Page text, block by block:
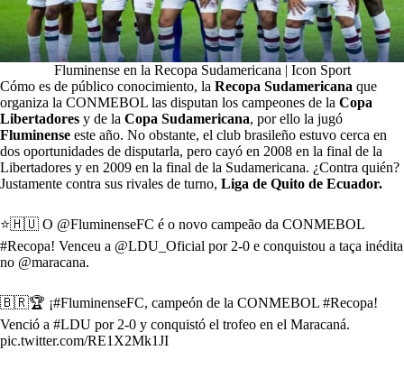
Fluminense en la Recopa Sudamericana | Icon Sport
Cómo es de público conocimiento, la Recopa Sudamericana que
organiza la CONMEBOL las disputan los campeones de la Copa
Libertadores y de la Copa Sudamericana, por ello la jugó
Fluminense este año. No obstante, el club brasileño estuvo cerca en
dos oportunidades de disputarla, pero cayó en 2008 en la final de la
Libertadores y en 2009 en la final de la Sudamericana. ¿Contra quién?
Justamente contra sus rivales de turno, Liga de Quito de Ecuador.
⭐️🇭🇺 O @FluminenseFC é o novo campeão da CONMEBOL
#Recopa! Venceu a @LDU_Oficial por 2-0 e conquistou a taça inédita
no @maracana.
🇧🇷🏆 ¡#FluminenseFC, campeón de la CONMEBOL #Recopa!
Venció a #LDU por 2-0 y conquistó el trofeo en el Maracaná.
pic.twitter.com/RE1X2Mk1JI